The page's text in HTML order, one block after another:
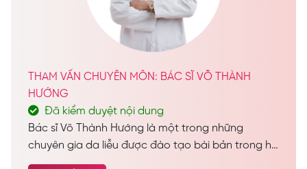
THAM VẤN CHUYÊN MÔN: BÁC SĨ VÕ THÀNH
HƯỚNG
Đã kiểm duyệt nội dung
Bác sĩ Võ Thành Hướng là một trong những
chuyên gia da liễu được đào tạo bài bản trong hệ
thống giáo dục chính quy, tốt nghiệp Bác sĩ Đa